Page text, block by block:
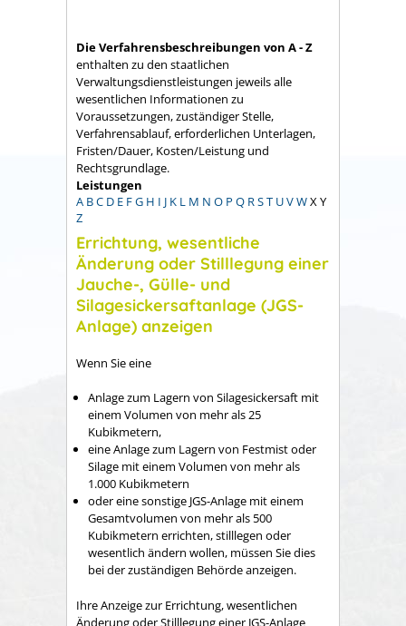
Die Verfahrensbeschreibungen von A - Z
enthalten zu den staatlichen
Verwaltungsdienstleistungen jeweils alle
wesentlichen Informationen zu
Voraussetzungen, zuständiger Stelle,
Verfahrensablauf, erforderlichen Unterlagen,
Fristen/Dauer, Kosten/Leistung und
Rechtsgrundlage.
Leistungen
A BC D E FG H I J K L M N O P Q RST UVWX Y
Z
Errichtung, wesentliche
Änderung oder Stilllegung einer
Jauche-, Gülle- und
Silagesickersaftanlage (JGS-
Anlage) anzeigen
Wenn Sie eine
Anlage zum Lagern von Silagesickersaft mit
einem Volumen von mehr als 25
Kubikmetern,
eine Anlage zum Lagern von Festmist oder
Silage mit einem Volumen von mehr als
1.000 Kubikmetern
oder eine sonstige JGS-Anlage mit einem
Gesamtvolumen von mehr als 500
Kubikmetern errichten, stilllegen oder
wesentlich ändern wollen, müssen Sie dies
bei der zuständigen Behörde anzeigen.
Ihre Anzeige zur Errichtung, wesentlichen
Änderung oder Stilllegung einer JGS-Anlage